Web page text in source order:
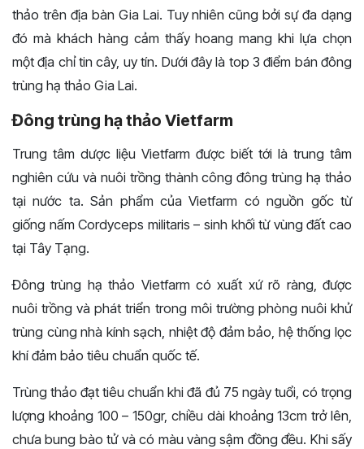
thảo trên địa bàn Gia Lai. Tuy nhiên cũng bởi sự đa dạng
đó mà khách hàng cảm thấy hoang mang khi lựa chọn
một địa chỉ tin cây, uy tín. Dưới đây là top 3 điểm bán đông
trùng hạ thảo Gia Lai.
Đông trùng hạ thảo Vietfarm
Trung tâm dược liệu Vietfarm được biết tới là trung tâm
nghiên cứu và nuôi trồng thành công đông trùng hạ thảo
tại nước ta. Sản phẩm của Vietfarm có nguồn gốc từ
giống nấm Cordyceps militaris – sinh khối từ vùng đất cao
tại Tây Tạng.
Đông trùng hạ thảo Vietfarm có xuất xứ rõ ràng, được
nuôi trồng và phát triển trong môi trường phòng nuôi khử
trùng cùng nhà kính sạch, nhiệt độ đảm bảo, hệ thống lọc
khí đảm bảo tiêu chuẩn quốc tế.
Trùng thảo đạt tiêu chuẩn khi đã đủ 75 ngày tuổi, có trọng
lượng khoảng 100 – 150gr, chiều dài khoảng 13cm trở lên,
chưa bung bào tử và có màu vàng sậm đồng đều. Khi sấy